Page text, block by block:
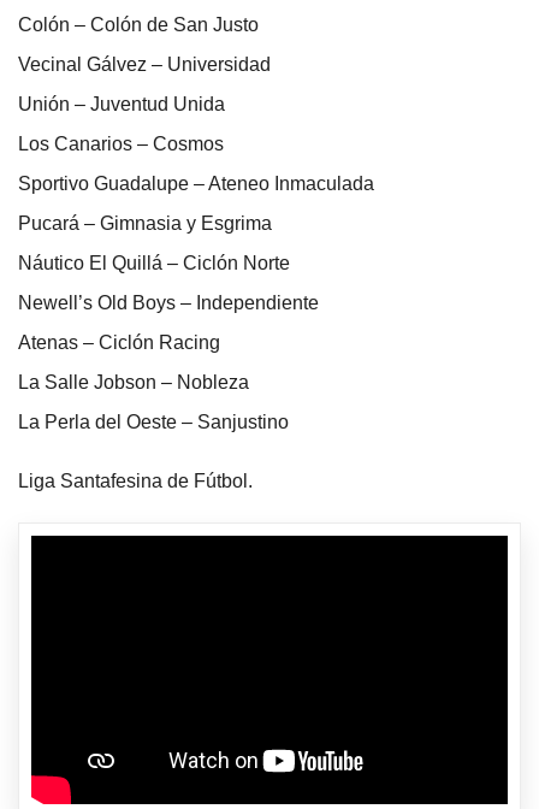
Colón – Colón de San Justo
Vecinal Gálvez – Universidad
Unión – Juventud Unida
Los Canarios – Cosmos
Sportivo Guadalupe – Ateneo Inmaculada
Pucará – Gimnasia y Esgrima
Náutico El Quillá – Ciclón Norte
Newell’s Old Boys – Independiente
Atenas – Ciclón Racing
La Salle Jobson – Nobleza
La Perla del Oeste – Sanjustino
Liga Santafesina de Fútbol.